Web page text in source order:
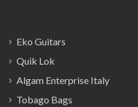
Eko Guitars
Quik Lok
Algam Enterprise Italy
Tobago Bags